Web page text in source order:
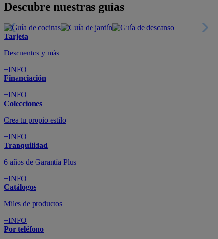
Descubre nuestras guías
Tarjeta
Descuentos y más
+INFO
Financiación
+INFO
Colecciones
Crea tu propio estilo
+INFO
Tranquilidad
6 años de Garantía Plus
+INFO
Catálogos
Miles de productos
+INFO
Por teléfono